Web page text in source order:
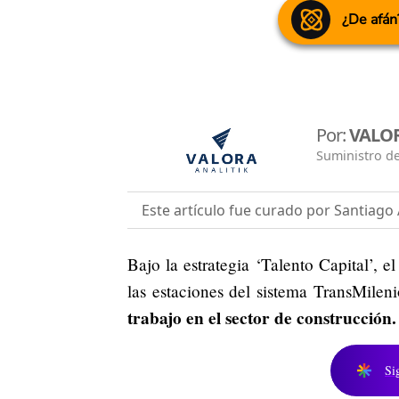
¿De
Por:
Suministro
Este artículo fue curado por Santiago
Bajo la estrategia ‘Talento Capital’,
las estaciones del sistema
trabajo en el sector de construcción.